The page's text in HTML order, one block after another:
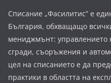
Списание „Фасилитис” е
България, обхващащо
мениджмънт: управлението
сгради, съоръжения и
цел на списанието е да
практики в областта на